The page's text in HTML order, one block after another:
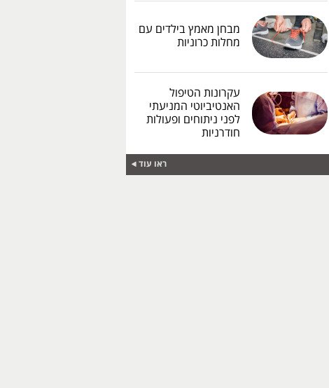
מבחן מאמץ בילדים עם
מחלות כרוניות
עקרונות הטיפול
האנטיביוטי המניעתי
לפני ניתוחים ופעולות
חודרניות
ראו עוד